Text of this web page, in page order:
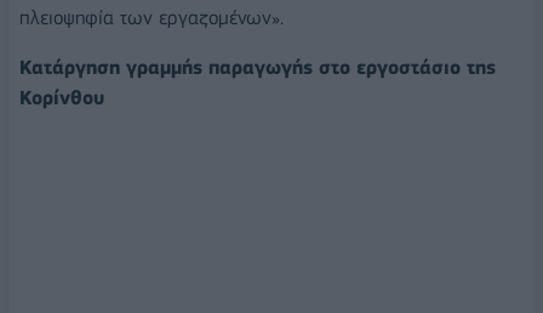
πλειοψηφία των εργαζομένων».
Κατάργηση γραμμής παραγωγής στο εργοστάσιο της
Κορίνθου